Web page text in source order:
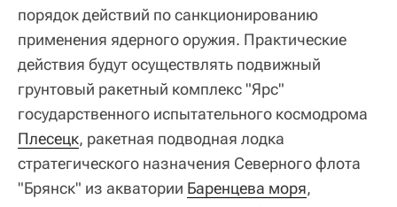
порядок действий по санкционированию
применения ядерного оружия. Практические
действия будут осуществлять подвижный
грунтовый ракетный комплекс "Ярс"
государственного испытательного космодрома
Плесецк, ракетная подводная лодка
стратегического назначения Северного флота
"Брянск" из акватории Баренцева моря,